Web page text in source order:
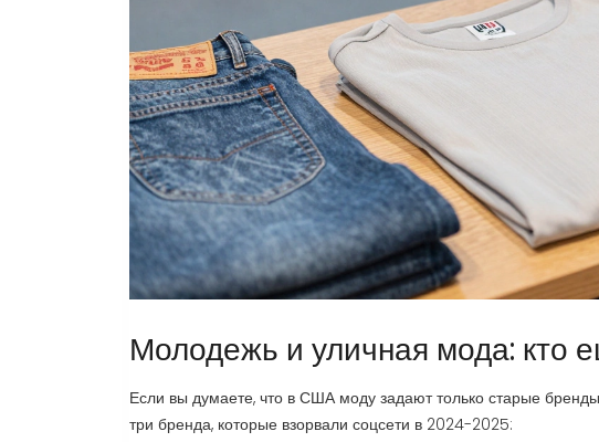
Молодежь и уличная мода: кто
Если вы думаете, что в США моду задают только старые
три бренда, которые взорвали соцсети в 2024-2025: